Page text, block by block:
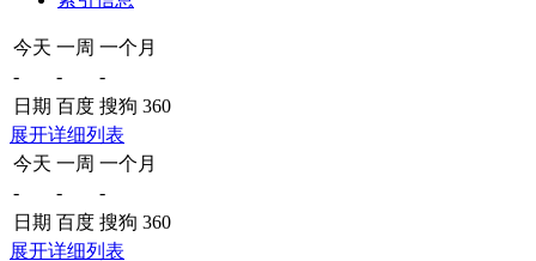
今天 一周 一个月
-
-
-
日期 百度 搜狗 360
展开详细列表
今天 一周 一个月
-
-
-
日期 百度 搜狗 360
展开详细列表